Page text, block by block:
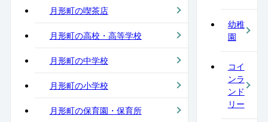
月形町の喫茶店
月形町の高校・高等学校
月形町の中学校
月形町の小学校
月形町の保育園・保育所
幼稚
園
コイ
ンラ
ンド
リー